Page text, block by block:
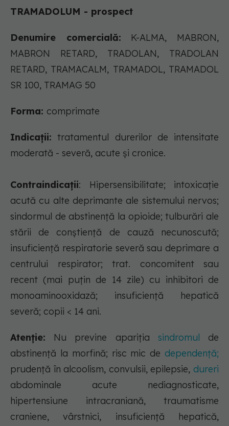
TRAMADOLUM - prospect
Denumire comercială: K-ALMA, MABRON,
MABRON RETARD, TRADOLAN, TRADOLAN
RETARD, TRAMACALM, TRAMADOL, TRAMADOL
SR 100, TRAMAG 50
Forma: comprimate
Indicații: tratamentul durerilor de intensitate
moderată - severă, acute şi cronice.
Contraindicații: Hipersensibilitate; intoxicaţie
acută cu alte deprimante ale sistemului nervos;
sindormul de abstinenţă la opioide; tulburări ale
stării de conştienţă de cauză necunoscută;
insuficienţă respiratorie severă sau deprimare a
centrului respirator; trat. concomitent sau
recent (mai puţin de 14 zile) cu inhibitori de
monoaminooxidază; insuficiență hepatică
severă; copii < 14 ani.
Atenție: Nu previne apariţia sindromul de
abstinenţă la morfină; risc mic de dependenţă;
prudenţă în alcoolism, convulsii, epilepsie, dureri
abdominale acute nediagnosticate,
hipertensiune intracraniană, traumatisme
craniene, vârstnici, insuficiență hepatică,